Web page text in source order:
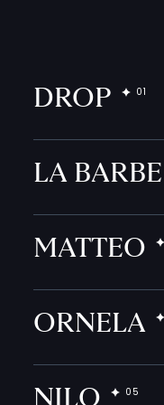
DROP
LA BARBE
MATTEO
ORNELA
NILO